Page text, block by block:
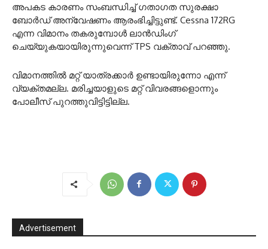
അപകട കാരണം സംബന്ധിച്ച് ഗതാഗത സുരക്ഷാ
ബോർഡ് അന്വേഷണം ആരംഭിച്ചിട്ടുണ്ട്. Cessna 172RG
എന്ന വിമാനം തകരുമ്പോൾ ലാൻഡിംഗ്
ചെയ്യുകയായിരുന്നുവെന്ന് TPS വക്താവ് പറഞ്ഞു.
വിമാനത്തിൽ മറ്റ് യാത്രക്കാർ ഉണ്ടായിരുന്നോ എന്ന്
വ്യക്തമല്ല. മരിച്ചയാളുടെ മറ്റ് വിവരങ്ങളൊന്നും
പോലീസ് പുറത്തുവിട്ടിട്ടില്ല.
Advertisement